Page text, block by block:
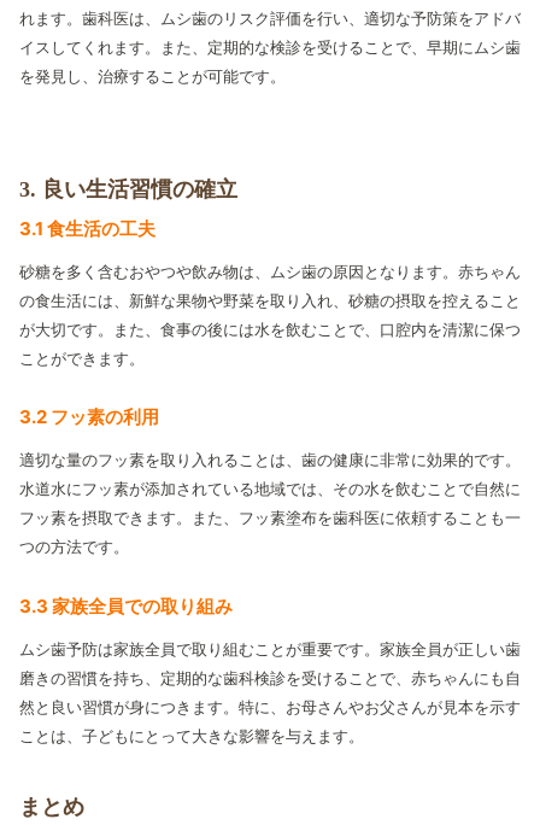
れます。歯科医は、ムシ歯のリスク評価を行い、適切な予防策をアドバ
イスしてくれます。また、定期的な検診を受けることで、早期にムシ歯
を発見し、治療することが可能です。
3. 良い生活習慣の確立
3.1 食生活の工夫
砂糖を多く含むおやつや飲み物は、ムシ歯の原因となります。赤ちゃん
の食生活には、新鮮な果物や野菜を取り入れ、砂糖の摂取を控えること
が大切です。また、食事の後には水を飲むことで、口腔内を清潔に保つ
ことができます。
3.2 フッ素の利用
適切な量のフッ素を取り入れることは、歯の健康に非常に効果的です。
水道水にフッ素が添加されている地域では、その水を飲むことで自然に
フッ素を摂取できます。また、フッ素塗布を歯科医に依頼することも一
つの方法です。
3.3 家族全員での取り組み
ムシ歯予防は家族全員で取り組むことが重要です。家族全員が正しい歯
磨きの習慣を持ち、定期的な歯科検診を受けることで、赤ちゃんにも自
然と良い習慣が身につきます。特に、お母さんやお父さんが見本を示す
ことは、子どもにとって大きな影響を与えます。
まとめ